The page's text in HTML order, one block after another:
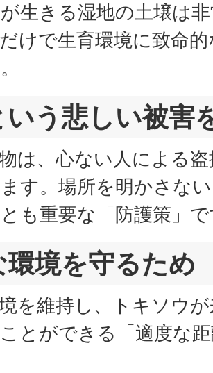
生きる湿地の土壌は
けで生育環境に致命
いう悲しい被害
は、心ない人による
す。場所を明かさな
も重要な「防護策」
環境を守るため
を維持し、トキソウ
とができる「適度な